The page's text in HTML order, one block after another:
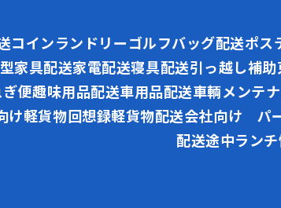
コインランドリーゴルフバッグ配送ポス
家具配送家電配送寝具配送引っ越し補助
便趣味用品配送車用品配送車輌メンテ
け軽貨物回想録軽貨物配送会社向け パ
配送途中ラン